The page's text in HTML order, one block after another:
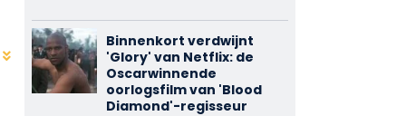
Binnenkort verdwijnt
'Glory' van Netflix: de
Oscarwinnende
oorlogsfilm van 'Blood
Diamond'-regisseur